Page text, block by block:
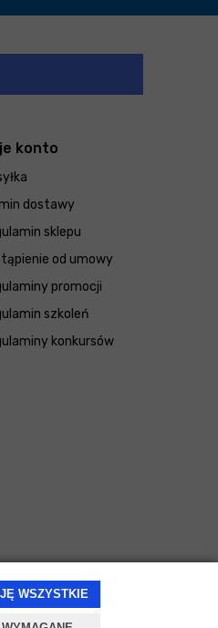
WSZYSTKIE
konto
dostawy
sklepu
od umowy
promocji
szkoleń
konkursów